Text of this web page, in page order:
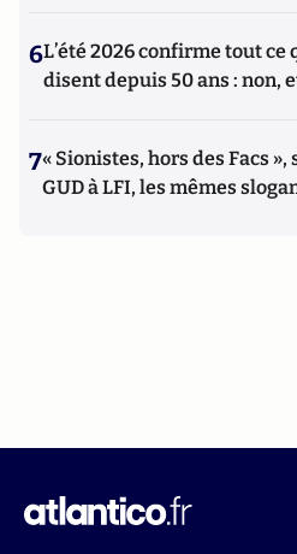
6L’été 2026 confirme tout ce
disent depuis 50 ans : non,
7« Sionistes, hors des Facs
GUD à LFI, les mêmes